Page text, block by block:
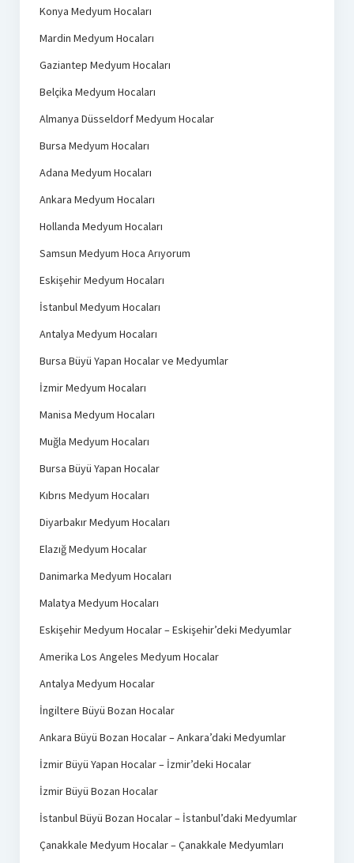
Konya Medyum Hocaları
Mardin Medyum Hocaları
Gaziantep Medyum Hocaları
Belçika Medyum Hocaları
Almanya Düsseldorf Medyum Hocalar
Bursa Medyum Hocaları
Adana Medyum Hocaları
Ankara Medyum Hocaları
Hollanda Medyum Hocaları
Samsun Medyum Hoca Arıyorum
Eskişehir Medyum Hocaları
İstanbul Medyum Hocaları
Antalya Medyum Hocaları
Bursa Büyü Yapan Hocalar ve Medyumlar
İzmir Medyum Hocaları
Manisa Medyum Hocaları
Muğla Medyum Hocaları
Bursa Büyü Yapan Hocalar
Kıbrıs Medyum Hocaları
Diyarbakır Medyum Hocaları
Elazığ Medyum Hocalar
Danimarka Medyum Hocaları
Malatya Medyum Hocaları
Eskişehir Medyum Hocalar – Eskişehir’deki Medyumlar
Amerika Los Angeles Medyum Hocalar
Antalya Medyum Hocalar
İngiltere Büyü Bozan Hocalar
Ankara Büyü Bozan Hocalar – Ankara’daki Medyumlar
İzmir Büyü Yapan Hocalar – İzmir’deki Hocalar
İzmir Büyü Bozan Hocalar
İstanbul Büyü Bozan Hocalar – İstanbul’daki Medyumlar
Çanakkale Medyum Hocalar – Çanakkale Medyumları